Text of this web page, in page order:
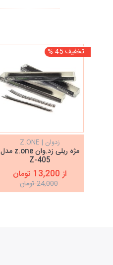
تخفیف 45 %
زدوان | Z.ONE
مژه ریلی زد.وان z.one مدل
Z-405
از 13,200 تومان
24,000 تومان